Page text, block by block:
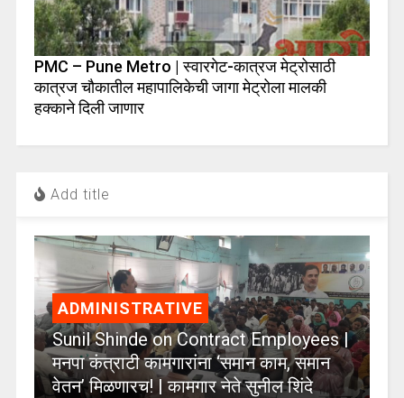
PMC – Pune Metro | स्वारगेट-कात्रज मेट्रोसाठी
कात्रज चौकातील महापालिकेची जागा मेट्रोला मालकी
हक्काने दिली जाणार
Add title
ADMINISTRATIVE
Sunil Shinde on Contract Employees |
मनपा कंत्राटी कामगारांना ‘समान काम, समान
वेतन’ मिळणारच! | कामगार नेते सुनील शिंदे